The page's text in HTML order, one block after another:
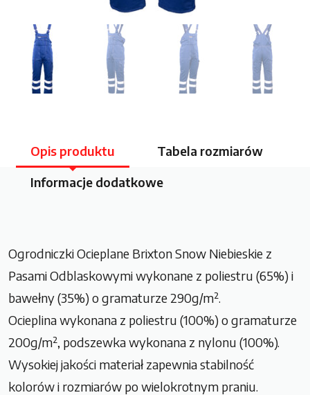
Opis produktu
Tabela rozmiarów
Informacje dodatkowe
Ogrodniczki Ocieplane Brixton Snow Niebieskie z
Pasami Odblaskowymi wykonane z poliestru (65%) i
bawełny (35%) o gramaturze 290g/m².
Ocieplina wykonana z poliestru (100%) o gramaturze
200g/m², podszewka wykonana z nylonu (100%).
Wysokiej jakości materiał zapewnia stabilność
kolorów i rozmiarów po wielokrotnym praniu.